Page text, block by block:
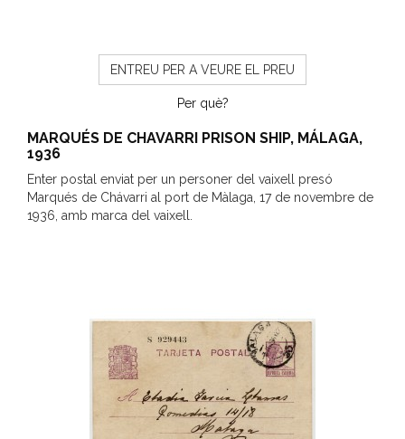
ENTREU PER A VEURE EL PREU
Per què?
MARQUÉS DE CHAVARRI PRISON SHIP, MÁLAGA,
1936
Enter postal enviat per un personer del vaixell presó
Marqués de Chávarri al port de Màlaga, 17 de novembre de
1936, amb marca del vaixell.